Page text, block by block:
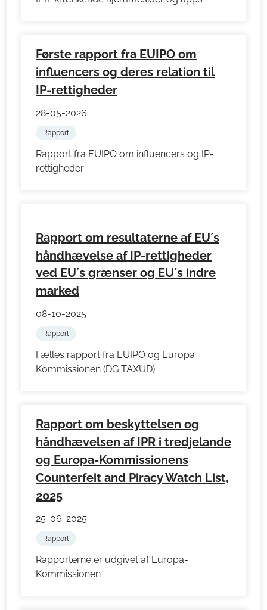
Første rapport fra EUIPO om
influencers og deres relation til
IP-rettigheder
28-05-2026
Rapport
Rapport fra EUIPO om influencers og IP-
rettigheder
Rapport om resultaterne af EU´s
håndhævelse af IP-rettigheder
ved EU´s grænser og EU´s indre
marked
08-10-2025
Rapport
Fælles rapport fra EUIPO og Europa
Kommissionen (DG TAXUD)
Rapport om beskyttelsen og
håndhævelsen af IPR i tredjelande
og Europa-Kommissionens
Counterfeit and Piracy Watch List,
2025
25-06-2025
Rapport
Rapporterne er udgivet af Europa-
Kommissionen